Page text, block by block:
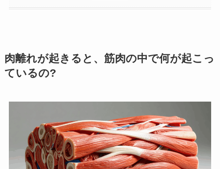
肉離れが起きると、筋肉の中で何が起こっ
ているの?